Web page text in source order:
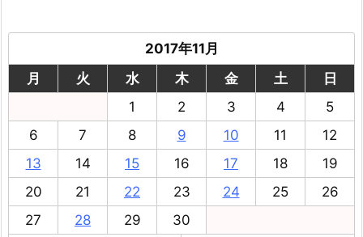
2017年11月
月
火 水 木 金 土
日
1
2 3 4
5
6
7 8 9 10 11
12
13
14 15 16 17 18
19
20
21 22 23 24 25
26
27
28 29 30